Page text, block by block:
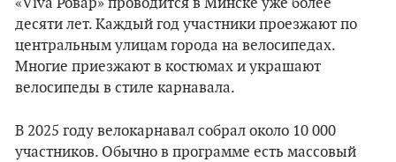
«Viva Ровар» проводится в Минске уже более
десяти лет. Каждый год участники проезжают по
центральным улицам города на велосипедах.
Многие приезжают в костюмах и украшают
велосипеды в стиле карнавала.
В 2025 году велокарнавал собрал около 10 000
участников. Обычно в программе есть массовый